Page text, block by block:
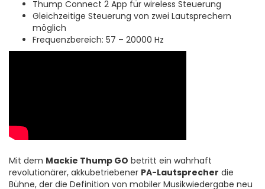
Thump Connect 2 App für wireless Steuerung
Gleichzeitige Steuerung von zwei Lautsprechern
möglich
Frequenzbereich: 57 – 20000 Hz
Mit dem Mackie Thump GO betritt ein wahrhaft
revolutionärer, akkubetriebener PA-Lautsprecher die
Bühne, der die Definition von mobiler Musikwiedergabe neu